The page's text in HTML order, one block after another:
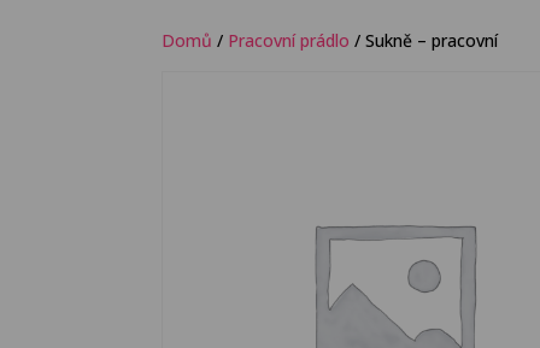
Domů / Pracovní prádlo / Sukně – pracovní